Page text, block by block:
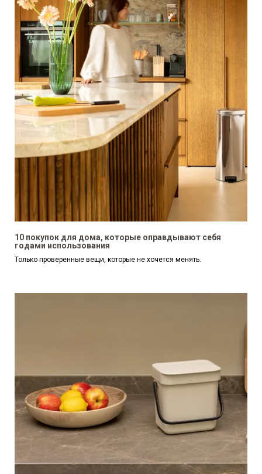
10 покупок для дома, которые оправдывают себя
годами использования
Только проверенные вещи, которые не хочется менять.